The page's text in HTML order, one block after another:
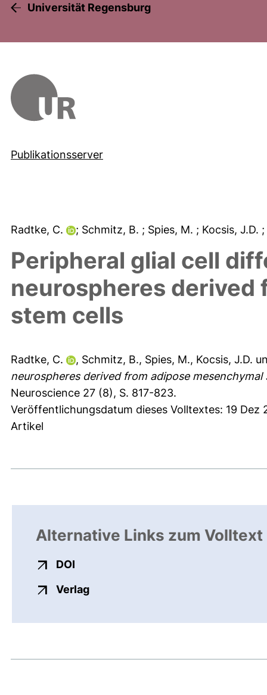
Universität Regensburg
Publikationsserver
Radtke, C. ; Schmitz, B. ; Spies, M. ; Kocsis, J.D.
Peripheral glial cell
neurospheres derived
stem cells
Radtke, C. , Schmitz, B., Spies, M., Kocsis, J.D.
neurospheres derived from adipose mesenchymal
Neuroscience 27 (8), S. 817-823.
Veröffentlichungsdatum dieses Volltextes: 19 Dez
Artikel
Alternative Links zum Volltext
DOI
Verlagexterner Link, öffnet neues